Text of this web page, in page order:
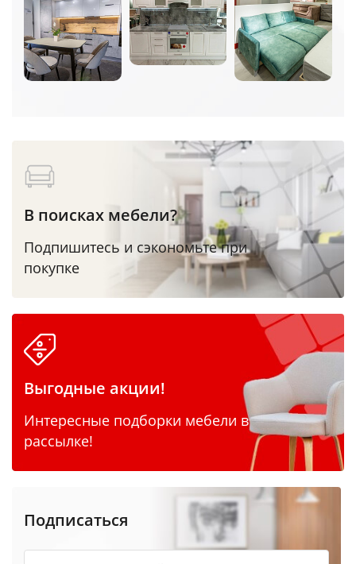
В поисках мебели?
Подпишитесь и сэкономьте при
покупке
Выгодные акции!
Интересные подборки мебели в
рассылке!
Подписаться